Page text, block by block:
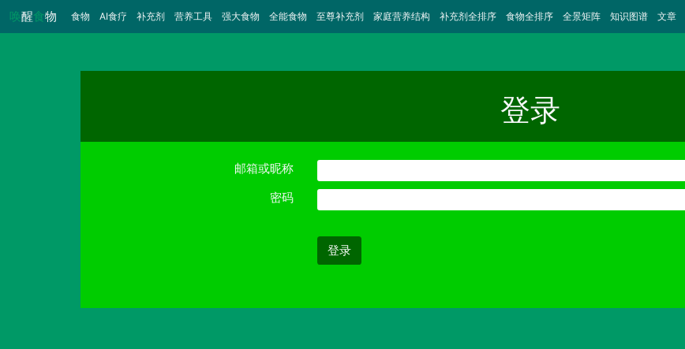
唤醒食物 食物 （当前）
AI食疗 补充剂 营养工具 强大食物 全能食物 至尊补充剂 家庭营养结构 补充剂全排序 食物全排序 全景矩阵 知识图谱 文章
登录
邮箱或昵称
密码
登录